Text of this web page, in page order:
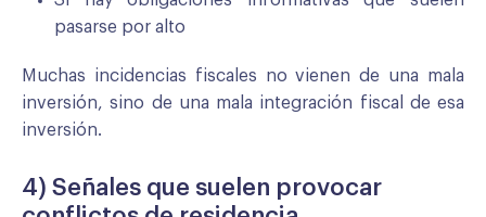
pasarse por alto
Muchas incidencias fiscales no vienen de una mala
inversión, sino de una mala integración fiscal de esa
inversión.
4) Señales que suelen provocar